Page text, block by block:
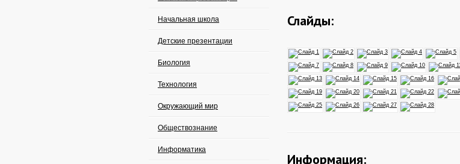
Начальная школа
Детские презентации
Биология
Технология
Окружающий мир
Обществознание
Информатика
Слайды:
Информация: